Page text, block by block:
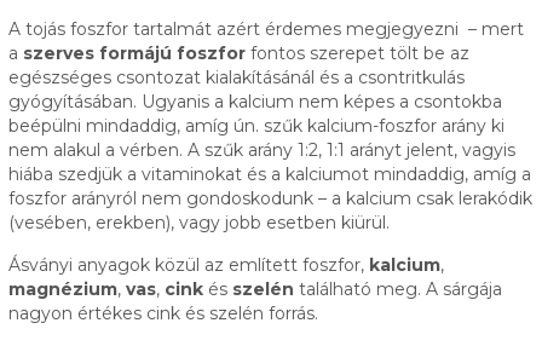
A tojás foszfor tartalmát azért érdemes megjegyezni – mert
a szerves formájú foszforfontos szerepet tölt be az
egészséges csontozat kialakításánál és a csontritkulás
gyógyításában. Ugyanis a kalcium nem képes a csontokba
beépülni mindaddig, amíg ún. szűk kalcium-foszfor arány ki
nem alakul a vérben. A szűk arány 1:2, 1:1 arányt jelent, vagyis
hiába szedjük a vitaminokat és a kalciumot mindaddig, amíg a
foszfor arányról nem gondoskodunk – a kalcium csak lerakódik
(vesében, erekben), vagy jobb esetben kiürül.
Ásványi anyagok közül az említett foszfor, kalcium,
magnézium, vas, cinkés szelén található meg. A sárgája
nagyon értékes cink és szelén forrás.